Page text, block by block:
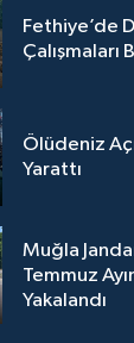
Fethiye’de
Çalışmaları
Ölüdeniz
Yarattı
Muğla
Temmuz
Yakalandı